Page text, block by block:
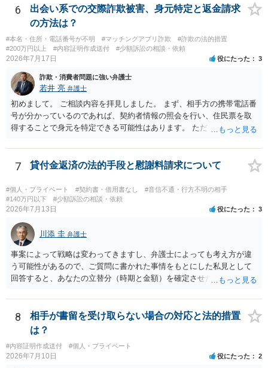
も付随していたことを無視することができません。こちらを重視すれ
ば、交際を終了させたことにより「一緒に行く」という結果の実現に
重大な障害が発生しており、当然にチケットを引き渡すべきといえる
かは微妙であり、むしろ返金すべきとするのが当事者の合理的意思に
合致するのではないか、という判断に傾くことになると思います。 例
隣り合わせになることは避けたいという心理が働くことも無理からぬ
ところです。一方、チケットがエリア指定のアリーナ席であれば隣り
合わせにならずに済むかもしれませんし、そのチケットが入手困難で
あったり特別席であったりすれば、判断は変わってくるかもしれませ
ん。当該チケットがチケット転売防止法に規定する特定興行入場券に
外に選択肢がない場合もあるでしょう。 このように、本件の紛争は、
法的には「当事者の合理的意思」がどこにあるのかを追求した解決が
必要になると思われます。なかなか難しい問題なので、弁護士によっ
ても回答は異なるかもしれません。
6
出会い系での交際詐欺被害、身元特定と返金請求
の方法は？
#本名・住所・電話番号が不明 #マッチングアプリ詐欺
#詐欺の法的措置
#200万円以上
#内容証明作成送付 #少額訴訟の相談・依頼
2026年7月17日 役にたった 3
詐欺・消費者問題に強い弁護士
若井 亮 弁護士
初めまして。 ご相談内容を拝見しました。 まず、相手方の携帯電話番
号が分かっているのであれば、契約者情報の照会を行い、住民票を取
得することで身元を特定できる可能性はあります。 ただ、他人名義の
ろです。 LINEについても、詐欺の事案であれば照会できる可能性はあ
りますが、携帯電話の番号を経由する方法より難しくなります。 身元
を特定した後は、返金の理屈があるかどうかを確認していきます。 基
本的に贈与に該当する場合には返金請求ができません。 詐欺を含め、
当方に返金の理屈があるかどうかを確認していきます。 さらに、渡し
た金額について、裏付けがあるかどうかも精査します。 上記を経て、
身元の特定、返金の理屈があると判断できるのであれば、まずは交渉
からスタートすることになるでしょう。 ご理解のとおり、詐欺である
ことの立証は簡単ではありません。 刑事事件化が出来るのであれば、
返金交渉で有利になる可能性がありますが、民事上の詐欺の立証以上
に難しいところがあります。 こちらについては、一度、最寄りの警察
署に被害相談をするようにしてください。 具体的な見通しに関して
7 貸付金返済の法的手段と慰謝料請求について
#個人・プライベート #契約書・借用書なし
#音信不通・行方不明の相手
#140万円以下
#少額訴訟の相談・依頼
2026年7月13日 役にたった 3
川添 圭 弁護士
事案によって戦略は変わってきますし、弁護士によっても考え方が違
う可能性があるので、ご質問に書かれた事情をもとにした私見として
回答すると、あなたの立替分（時期と金額）を確定させた上で、淡々
と、もし異議申立てがなされる可能性が高そうであれば時間の浪費
（通常訴訟へ移行する日数分空転する）になりますし、支払督促及び
その異議後の通常訴訟は相手方の住所地が管轄裁判所になるため（特
に相手方が遠方である場合は）対応が面倒な場合があるからです。相
手方の主張については、和解で減額を考慮すればよいと思います。 な
お、残念ながら、「連絡も返ってこず、返済の目処も立たずで精神的
8
相手が書留を受け取らない場合の対応と法的措置
は？
#内容証明作成送付 #個人・プライベート
2026年7月10日 役にたった 2